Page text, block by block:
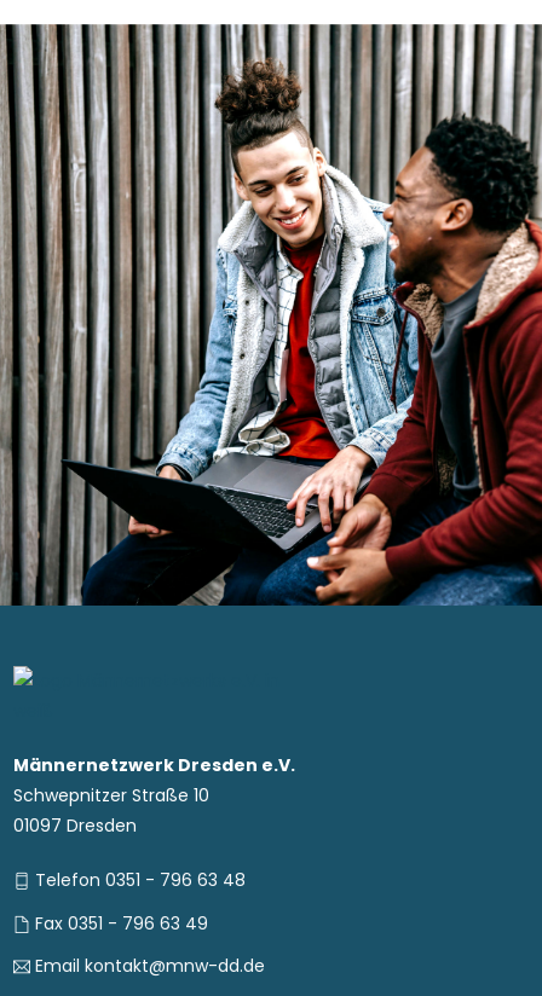
Männernetzwerk Dresden e.V.
Schwepnitzer Straße 10
01097 Dresden
Telefon 0351 - 796 63 48
Fax 0351 - 796 63 49
Email kontakt@mnw-dd.de